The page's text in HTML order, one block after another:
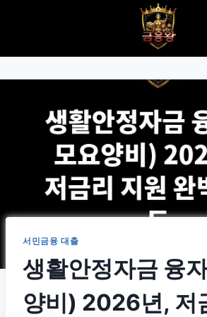
서민금융 대출
생활안정자금 융
양비) 2026년, 저